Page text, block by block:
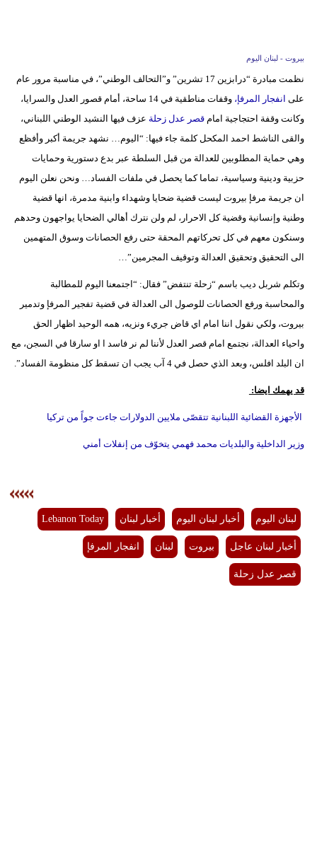
أزياء
إسلامية
علوم
وتكنولوجيا
مدوَّنات
سيارات
بيروت - لبنان اليوم
نظمت مبادرة “درابزين 17 تشرين” و”التحالف الوطني”، في مناسبة مرور عام
على انفجار المرفإ،
وقفات مناطقية في 14 ساحة، أمام قصور العدل والسرايا،
وكانت وقفة احتجاجية امامقصر عدل زحلة عزف فيها النشيد الوطني اللبناني،
والقى الناشط احمد المكحل كلمة جاء فيها: “اليوم… نشهد جريمة أكبر وأفظع
وهي حماية المطلوبين للعدالة من قبل السلطة عبر بدع دستورية وحمايات
حزبية ودينية وسياسية، تماما كما يحصل في ملفات الفساد… ونحن نعلن اليوم
ان جريمة مرفإ بيروت ليست قضية ضحايا وشهداء وابنية مدمرة، انها قضية
وطنية وإنسانية وقضية كل الاحرار، لم ولن نترك أهالي الضحايا يواجهون وحدهم
وسنكون معهم في كل تحركاتهم المحقة حتى رفع الحصانات وسوق المتهمين
الى التحقيق وتحقيق العدالة وتوقيف المجرمين”…
وتكلم شربل ديب باسم “زحلة تنتفض” فقال: “اجتمعنا اليوم للمطالبة
والمحاسبة ورفع الحصانات للوصول الى العدالة في قضية تفجير المرفإ وتدمير
بيروت، ولكي نقول اننا امام اي قاض جريء ونزيه، همه الوحيد اظهار الحق
واحياء العدالة، نجتمع امام قصر العدل لأننا لم نر فاسد ا او سارقا في السجن، مع
ان البلد افلس، وبعد الذي حصل في 4 آب يجب ان تسقط كل منظومة الفساد”.
قد يهمك ايضا:
الأجهزة القضائية اللبنانية تتقصّى ملايين الدولارات جاءت جواً من تركيا
وزير الداخلية والبلديات محمد فهمي يتخوّف من إنفلات أمني
لبنان اليوم أخبار لبنان اليوم أخبار لبنان Lebanon Today
أخبار لبنان عاجل بيروت لبنان انفجار المرفإ
قصر عدل زحلة